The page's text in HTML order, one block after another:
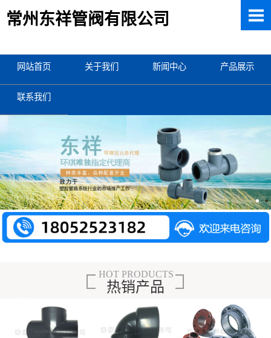
常州东祥管阀有限公司
网站首页 关于我们 新闻中心 产品展示
联系我们
HOT PRODUCTS
热销产品